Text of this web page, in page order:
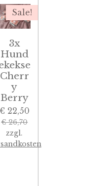
Sale!
3x
Hund
Cherr
y
Berry
€ 22,50
€ 26,70
zzgl.